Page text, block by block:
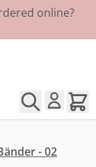
online?
- 02